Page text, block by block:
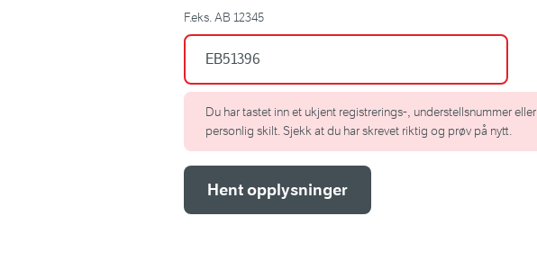
F.eks. AB 12345
Du har tastet inn et ukjent registrerings-, understellsnummer eller
personlig skilt. Sjekk at du har skrevet riktig og prøv på nytt.
Hent opplysninger